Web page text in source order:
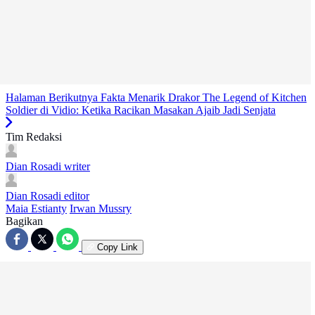
Halaman Berikutnya Fakta Menarik Drakor The Legend of Kitchen
Soldier di Vidio: Ketika Racikan Masakan Ajaib Jadi Senjata
Tim Redaksi
Dian Rosadi writer
Dian Rosadi editor
Maia Estianty Irwan Mussry
Bagikan
Copy Link